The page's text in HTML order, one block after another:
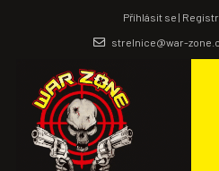
Příhlásit se |
strelnice@war-